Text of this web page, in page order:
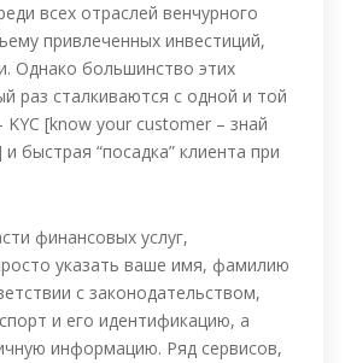
всех отраслей венчурного
привлеченных инвестиций,
Однако большинство этих
раз сталкиваются с одной и той
[know your customer – знай
быстрая “посадка” клиента при
финансовых услуг,
указать ваше имя, фамилию
с законодательством,
и его идентификацию, а
информацию. Ряд сервисов,